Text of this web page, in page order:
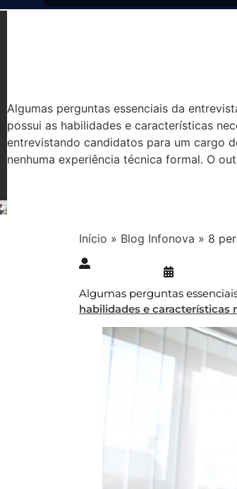
Algumas perguntas essenciais da
possui as habilidades e características
entrevistando candidatos para um cargo
nenhuma experiência técnica formal. O
Início » Blog Infonova » 8
Algumas perguntas
habilidades e características